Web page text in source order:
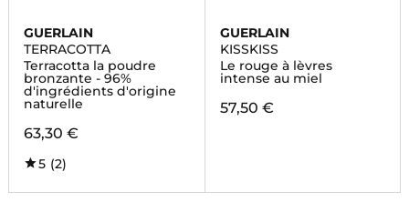
GUERLAIN
TERRACOTTA
Terracotta la poudre
bronzante - 96%
d'ingrédients d'origine
naturelle
63,30 €
5 (2)
GUERLAIN
KISSKISS
Le rouge à lèvres
intense au miel
57,50 €